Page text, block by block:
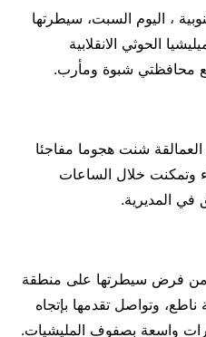
، اليوم السبت، سيطرتها
الحوثي الانقلابية
محافظتي شبوة ومأرب.
شنت هجوما مفاجئا
وتمكنت خلال الساعات
في المديرية.
من فرض سيطرتها على منطقة
ناطع، وتواصل تقدمها بإتجاه
واسعة بصفوف المليشيات.